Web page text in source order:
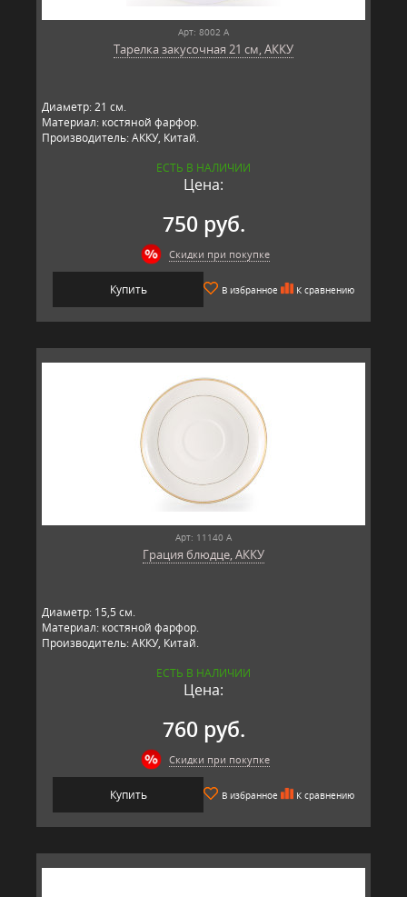
Арт: 8002 А
Тарелка закусочная 21 см, АККУ
Диаметр: 21 см.
Материал: костяной фарфор.
Производитель: АККУ, Китай.
ЕСТЬ В НАЛИЧИИ
Цена:
750 руб.
Скидки при покупке
Купить В избранное К сравнению
Арт: 11140 А
Грация блюдце, АККУ
Диаметр: 15,5 см.
Материал: костяной фарфор.
Производитель: АККУ, Китай.
ЕСТЬ В НАЛИЧИИ
Цена:
760 руб.
Скидки при покупке
Купить В избранное К сравнению